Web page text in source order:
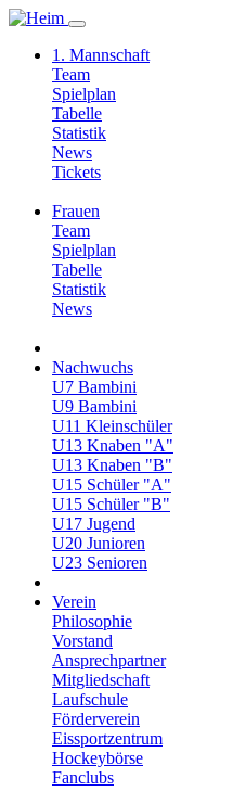
1. Mannschaft
Team
Spielplan
Tabelle
Statistik
News
Tickets
Frauen
Team
Spielplan
Tabelle
Statistik
News
Nachwuchs
U7 Bambini
U9 Bambini
U11 Kleinschüler
U13 Knaben "A"
U13 Knaben "B"
U15 Schüler "A"
U15 Schüler "B"
U17 Jugend
U20 Junioren
U23 Senioren
Verein
Philosophie
Vorstand
Ansprechpartner
Mitgliedschaft
Laufschule
Förderverein
Eissportzentrum
Hockeybörse
Fanclubs